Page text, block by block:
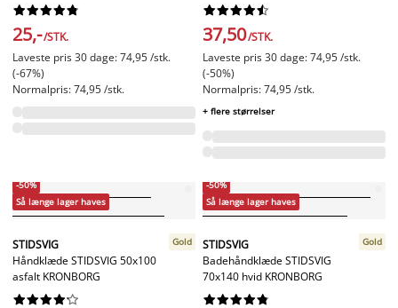






25,-/STK.
Laveste pris 30 dage: 74,95 /stk.
(-67%)
Normalpris: 74,95 /stk.






37,50/STK.
Laveste pris 30 dage: 74,95 /stk.
(-50%)
Normalpris: 74,95 /stk.
+ flere størrelser
-50%
Så længe lager haves
STIDSVIG
Håndklæde STIDSVIG 50x100
asfalt KRONBORG
Gold






-50%
Så længe lager haves
STIDSVIG
Badehåndklæde STIDSVIG
70x140 hvid KRONBORG
Gold





